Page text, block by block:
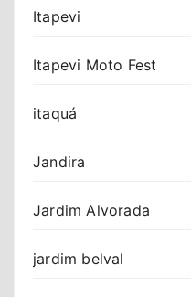
Itapevi
Itapevi Moto Fest
itaquá
Jandira
Jardim Alvorada
jardim belval